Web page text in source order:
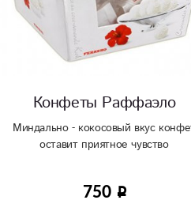
Домик Шебби
Домик Шебби ручной работы
1 800